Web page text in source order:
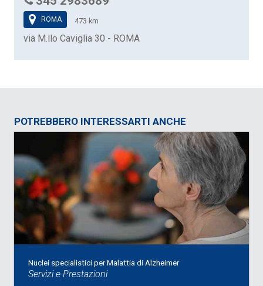
ROMA 473 km
via M.llo Caviglia 30 - ROMA
POTREBBERO INTERESSARTI ANCHE
Nuclei specialistici per Malattia di Alzheimer
Servizi e Prestazioni